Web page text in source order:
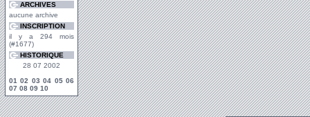
ARCHIVES
aucune archive
INSCRIPTION
il y a 294 mois
(#1677)
HISTORIQUE
28 07 2002
01 02 03 04 05 06
07 08 09 10